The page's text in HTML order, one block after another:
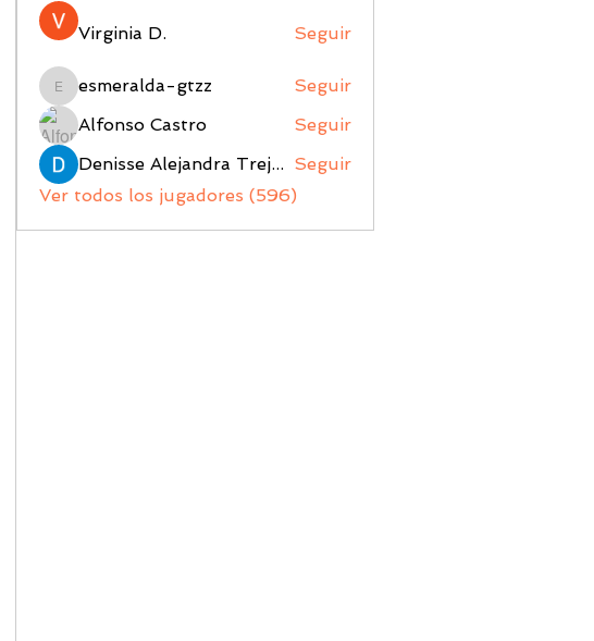
Virginia D. Seguir
esmeralda-gtzz
esmeralda-gtzz
Seguir
Alfonso Castro
Seguir
Denisse Alejandra Trejo Lopez Seguir
Ver todos los jugadores (596)